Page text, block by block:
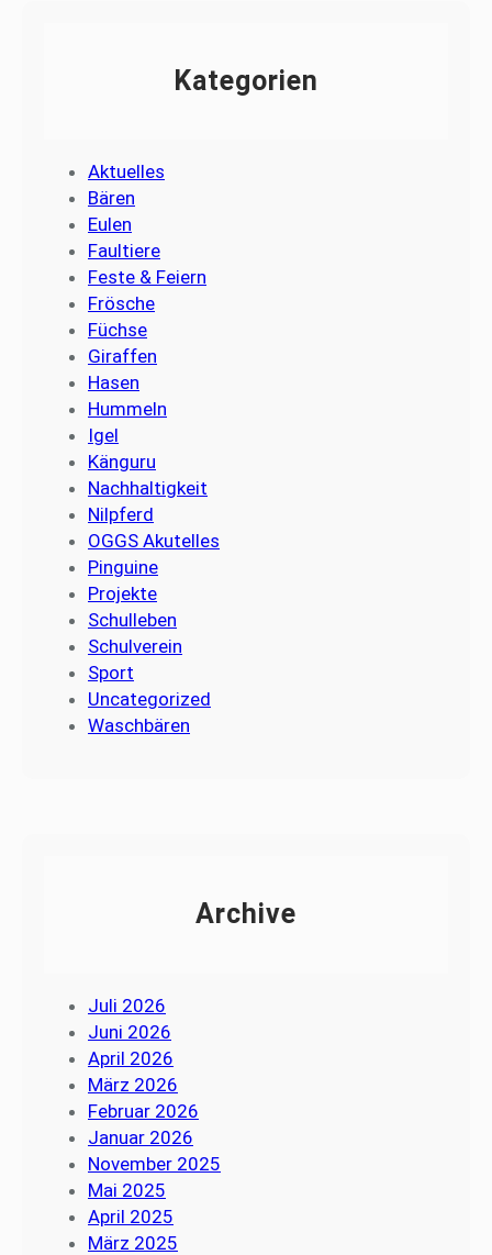
Kategorien
Aktuelles
Bären
Eulen
Faultiere
Feste & Feiern
Frösche
Füchse
Giraffen
Hasen
Hummeln
Igel
Känguru
Nachhaltigkeit
Nilpferd
OGGS Akutelles
Pinguine
Projekte
Schulleben
Schulverein
Sport
Uncategorized
Waschbären
Archive
Juli 2026
Juni 2026
April 2026
März 2026
Februar 2026
Januar 2026
November 2025
Mai 2025
April 2025
März 2025